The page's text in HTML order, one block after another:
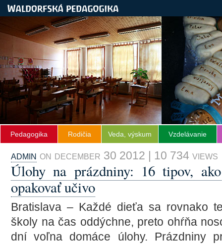
Pedagogika Rodičia Veda, výskum Vzdelávanie
admin on december 30 2012 | 10 734 views
Úlohy na prázdniny: 16 tipov,
opakovať učivo
Bratislava – Každé dieťa sa rovnako
školy na čas oddýchne, preto ohŕňa
dní voľna domáce úlohy. Prázdniny